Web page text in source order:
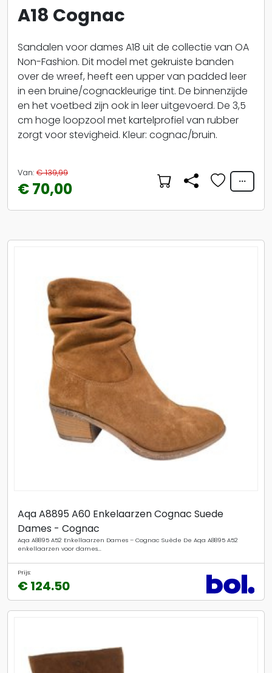
A18 Cognac
Sandalen voor dames A18 uit de collectie van OA
Non-Fashion. Dit model met gekruiste banden
over de wreef, heeft een upper van padded leer
in een bruine/cognackleurige tint. De binnenzijde
en het voetbed zijn ook in leer uitgevoerd. De 3,5
cm hoge loopzool met kartelprofiel van rubber
zorgt voor stevigheid. Kleur: cognac/bruin.
Van: € 139,99
€ 70,00
Aqa A8895 A60 Enkelaarzen Cognac Suede
Dames - Cognac
Aqa A8895 A52 Enkellaarzen Dames – Cognac Suède De Aqa A8895 A52
enkellaarzen voor dames...
Prijs:
€ 124.50